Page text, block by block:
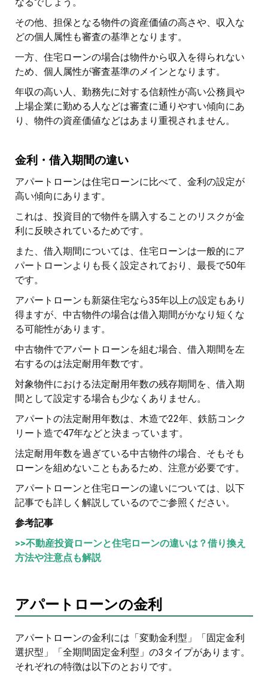
その他、担保となる物件の資産価値の高さや、収入な
どの個人属性も審査の基準となります。
一方、住宅ローンの場合は物件から収入を得られない
ため、個人属性が審査基準のメインとなります。
年収の高い人、勤務先に対する信頼性が高い公務員や
上場企業に勤める人などは審査に通りやすい傾向にあ
り、物件の資産価値などはあまり重視されません。
金利・借入期間の違い
アパートローンは住宅ローンに比べて、金利の設定が
高い傾向にあります。
これは、投資目的で物件を購入することのリスクが金
利に反映されているためです。
また、借入期間については、住宅ローンは一般的にア
パートローンよりも長く設定されており、最長で50年
です。
アパートローンも新築住宅なら35年以上の設定もあり
得ますが、中古物件の場合は借入期間がかなり短くな
る可能性があります。
中古物件でアパートローンを組む場合、借入期間を左
右するのは法定耐用年数です。
対象物件における法定耐用年数の残存期間を、借入期
間として設定する場合も少なくありません。
アパートの法定耐用年数は、木造で22年、鉄筋コンク
リート造で47年などと決まっています。
法定耐用年数を過ぎている中古物件の場合、そもそも
ローンを組めないこともあるため、注意が必要です。
アパートローンと住宅ローンの違いについては、以下
記事でも詳しく解説しているのでご参照ください。
参考記事
>>不動産投資ローンと住宅ローンの違いは？借り換え
方法や注意点も解説
アパートローンの金利
アパートローンの金利には「変動金利型」「固定金利
選択型」「全期間固定金利型」の3タイプがあります。
それぞれの特徴は以下のとおりです。